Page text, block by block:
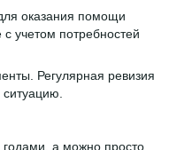
оказания помощи
учетом потребностей
Регулярная ревизия
а можно просто